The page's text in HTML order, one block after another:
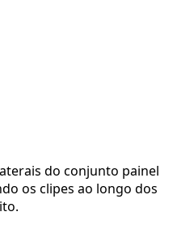
do conjunto painel
os clipes ao longo dos